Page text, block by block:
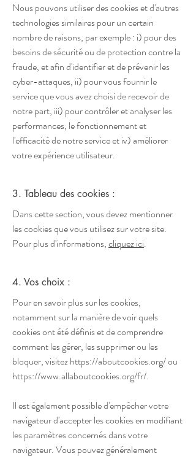
Nous pouvons utiliser des cookies et d'autres
technologies similaires pour un certain
nombre de raisons, par exemple : i) pour des
besoins de sécurité ou de protection contre la
fraude, et afin d'identifier et de prévenir les
cyber-attaques, ii) pour vous fournir le
service que vous avez choisi de recevoir de
notre part, iii) pour contrôler et analyser les
performances, le fonctionnement et
l'efficacité de notre service et iv) améliorer
votre expérience utilisateur.
3. Tableau des cookies :
Dans cette section, vous devez mentionner
les cookies que vous utilisez sur votre site.
Pour plus d'informations,cliquez ici.
4. Vos choix :
Pour en savoir plus sur les cookies,
notamment sur la manière de voir quels
cookies ont été définis et de comprendre
comment les gérer, les supprimer ou les
bloquer, visitezhttps://aboutcookies.org/ou
https://www.allaboutcookies.org/fr/.
Il est également possible d'empêcher votre
navigateur d'accepter les cookies en modifiant
les paramètres concernés dans votre
navigateur. Vous pouvez généralement